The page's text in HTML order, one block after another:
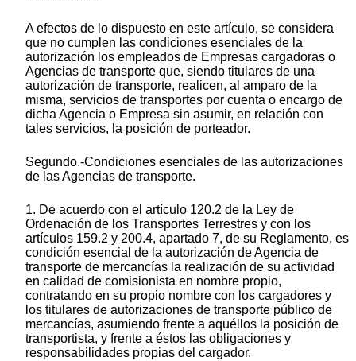
A efectos de lo dispuesto en este artículo, se considera
que no cumplen las condiciones esenciales de la
autorización los empleados de Empresas cargadoras o
Agencias de transporte que, siendo titulares de una
autorización de transporte, realicen, al amparo de la
misma, servicios de transportes por cuenta o encargo de
dicha Agencia o Empresa sin asumir, en relación con
tales servicios, la posición de porteador.
Segundo.-Condiciones esenciales de las autorizaciones
de las Agencias de transporte.
1. De acuerdo con el artículo 120.2 de la Ley de
Ordenación de los Transportes Terrestres y con los
artículos 159.2 y 200.4, apartado 7, de su Reglamento, es
condición esencial de la autorización de Agencia de
transporte de mercancías la realización de su actividad
en calidad de comisionista en nombre propio,
contratando en su propio nombre con los cargadores y
los titulares de autorizaciones de transporte público de
mercancías, asumiendo frente a aquéllos la posición de
transportista, y frente a éstos las obligaciones y
responsabilidades propias del cargador.